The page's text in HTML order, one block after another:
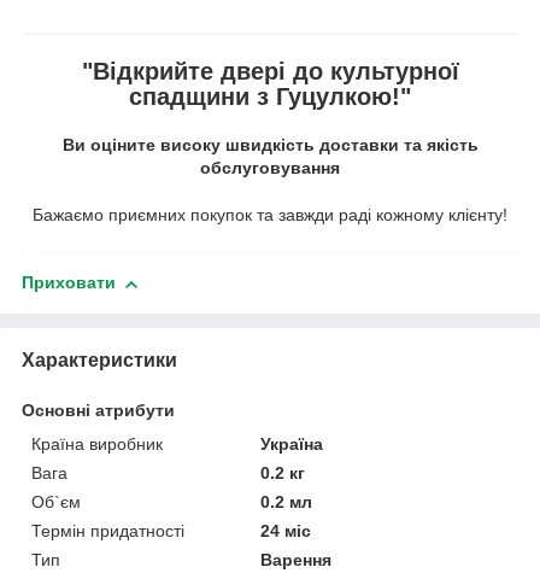
"Відкрийте двері до культурної
спадщини з Гуцулкою!"
Ви оціните високу швидкість доставки та якість
обслуговування
Бажаємо приємних покупок та завжди раді кожному клієнту!
Приховати
Характеристики
Основні атрибути
Країна виробник
Україна
Вага
0.2 кг
Об`єм
0.2 мл
Термін придатності
24 міс
Тип
Варення